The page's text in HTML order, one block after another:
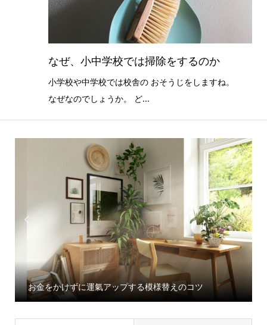
なぜ、小中学校では掃除をするのか
小学校や中学校では校舎の おそうじをしますね。
なぜなのでしょうか。 ど...

お金をかけずに運氣アップする模様替えのコツ
